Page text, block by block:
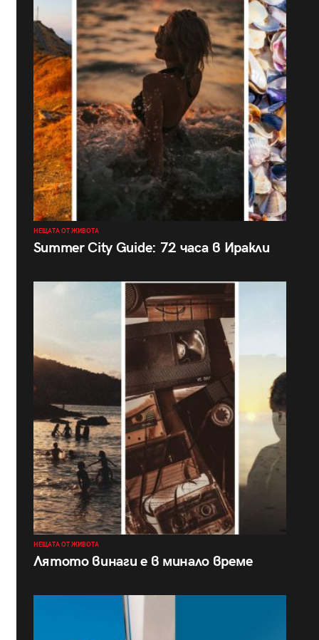
НЕЩАТА ОТ ЖИВОТА
Summer City Guide: 72 часа в Иракли
НЕЩАТА ОТ ЖИВОТА
Лятото винаги е в минало време